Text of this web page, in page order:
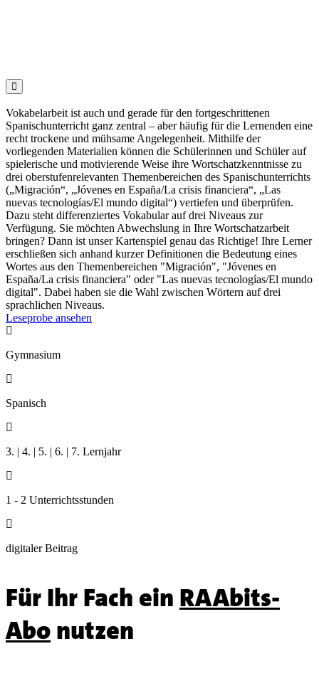

Vokabelarbeit ist auch und gerade für den fortgeschrittenen
Spanischunterricht ganz zentral – aber häufig für die Lernenden eine
recht trockene und mühsame Angelegenheit. Mithilfe der
vorliegenden Materialien können die Schülerinnen und Schüler auf
spielerische und motivierende Weise ihre Wortschatzkenntnisse zu
drei oberstufenrelevanten Themenbereichen des Spanischunterrichts
(„Migración“, „Jóvenes en España/La crisis financiera“, „Las
nuevas tecnologías/El mundo digital“) vertiefen und überprüfen.
Dazu steht differenziertes Vokabular auf drei Niveaus zur
Verfügung. Sie möchten Abwechslung in Ihre Wortschatzarbeit
bringen? Dann ist unser Kartenspiel genau das Richtige! Ihre Lerner
erschließen sich anhand kurzer Definitionen die Bedeutung eines
Wortes aus den Themenbereichen "Migración", "Jóvenes en
España/La crisis financiera" oder "Las nuevas tecnologías/El mundo
digital". Dabei haben sie die Wahl zwischen Wörtern auf drei
sprachlichen Niveaus.
Leseprobe ansehen

Gymnasium

Spanisch

3. | 4. | 5. | 6. | 7. Lernjahr

1 - 2 Unterrichtsstunden

digitaler Beitrag
Für Ihr Fach ein RAAbits-
Abonutzen